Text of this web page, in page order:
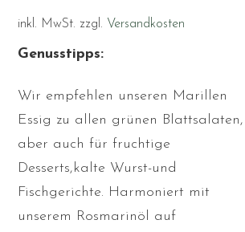
inkl. MwSt. zzgl. Versandkosten
Genusstipps:
Wir empfehlen unseren Marillen
Essig zu allen grünen Blattsalaten,
aber auch für fruchtige
Desserts,kalte Wurst-und
Fischgerichte. Harmoniert mit
unserem Rosmarinöl auf